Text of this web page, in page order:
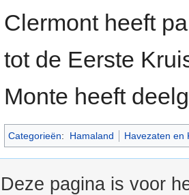
Clermont heeft
tot de Eerste
Monte heeft
Categorieën: Hamaland Havezaten en
Deze pagina is voor